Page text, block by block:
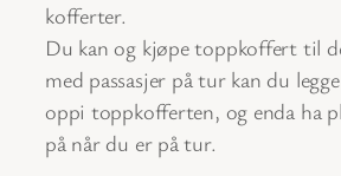
kofferter.
Du kan og kjøpe toppkoffert til
med passasjer på tur kan du
oppi toppkofferten, og enda ha
på når du er på tur.